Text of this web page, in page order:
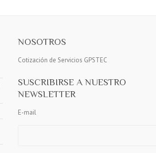
NOSOTROS
Cotización de Servicios GPSTEC
SUSCRIBIRSE A NUESTRO
NEWSLETTER
E-mail